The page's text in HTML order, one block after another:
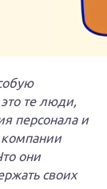
это те люди,
персонала и
компании
они
своих